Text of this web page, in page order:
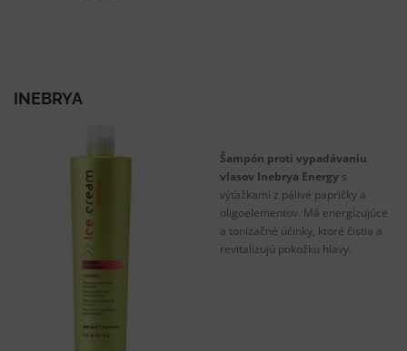
INEBRYA
Šampón proti vypadávaniu
vlasov Inebrya Energys
výťažkami z pálivé papričky a
oligoelementov. Má energizujúce
a tonizačné účinky, ktoré čistia a
revitalizujú pokožku hlavy.